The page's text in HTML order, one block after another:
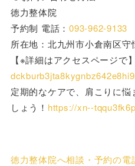
徳力整体院
予約制 電話：093-962-9133
所在地：北九州市小倉南区
【※詳細はアクセスページで】
定期的なケアで、肩こりに
しょう！ https://xn--
徳力整体院へ相談・予約の電